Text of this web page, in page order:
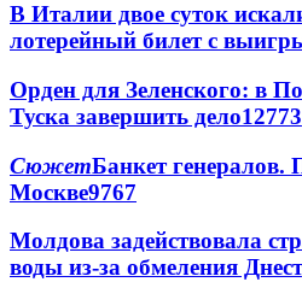
В Италии двое суток
лотерейный билет с
Орден для Зеленского: в
Туска завершить дело12773
СюжетБанкет генералов.
Москве9767
Молдова задействовала
воды из-за обмеления